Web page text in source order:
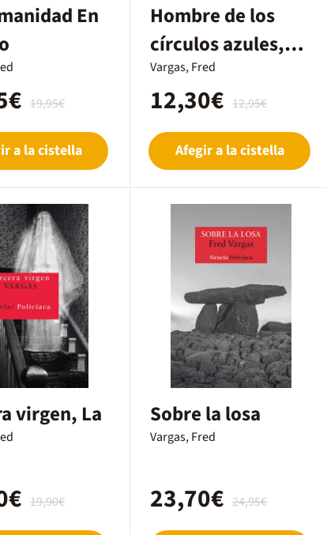
En
19,95€
a la cistella
Hombre de los
círculos azules,
Los
Vargas, Fred
12,95€
12,30€
Afegir a la cistella
virgen, La
19,90€
Sobre la losa
Vargas, Fred
24,95€
23,70€